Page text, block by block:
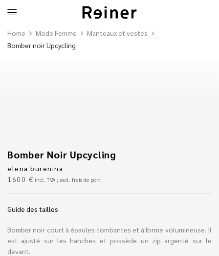
Home Mode Femme
Manteaux et vestes
Bomber noir Upcycling
Bomber Noir Upcycling
elena burenina
1600 € incl. TVA ; excl. frais de port
Guide des tailles
Bomber noir court à épaules tombantes et à forme volumineuse. Il
est ajusté sur les hanches et possède un zip argenté sur le
devant.